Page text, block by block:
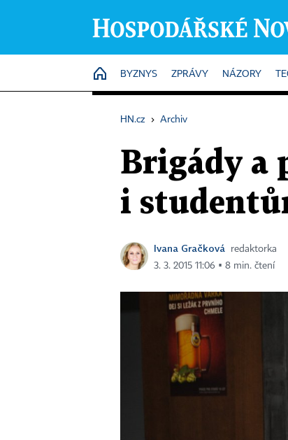
HOME
BYZNYS ZPRÁVY NÁZORY
HN.cz › Archiv
Brigády a
i
Ivana Gračková
redaktorka
3. 3. 2015 11:06 ▪ 8 min. čtení